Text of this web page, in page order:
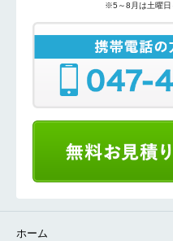
※5～8月は土曜日
ホーム